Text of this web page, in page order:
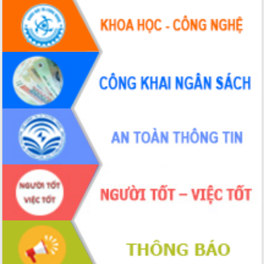
Đắk Lắk: Tôn vinh 46 giải pháp tại Hội
thi Sáng tạo Kỹ thuật 2024 - 2025
Đắk Lắk rà soát, điều chỉnh Đề án 190
về phát triển nuôi trồng thủy sản
Phó Chủ tịch UBND tỉnh Đắk Lắk
Trương Công Thái kiểm tra thực địa
Dự án cao tốc Khánh Hòa - Buôn Ma
Thuột
Định vị cà phê Việt Nam như một “di
sản sống” trong dòng chảy toàn cầu
Xây dựng nông thôn mới: Nâng cao đời
sống người dân từ những mô hình thiết
Quyết liệt tháo gỡ vướng mắc, đẩy
nhanh tiến độ các dự án trọng điểm
trong Khu kinh tế Nam Phú Yên
Hòn Yến phát triển du lịch gắn với bảo
tồn biển
Lấy ý kiến điều chỉnh Quy hoạch tỉnh
Đắk Lắk thời kỳ 2021-2030, tầm nhìn